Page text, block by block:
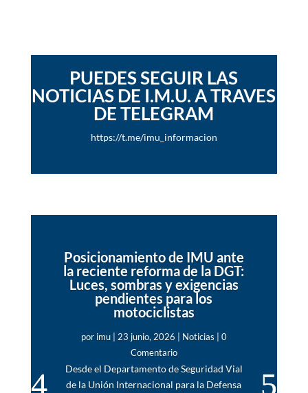
PUEDES SEGUIR LAS
NOTICIAS DE I.M.U. A TRAVES
DE TELEGRAM
https://t.me/imu_informacion
Posicionamiento de IMU ante
la reciente reforma de la DGT:
Luces, sombras y exigencias
pendientes para los
motociclistas
por imu| 23 junio, 2026 Noticias | 0
Comentario
Desde el Departamento de Seguridad Vial
de la Unión Internacional para la Defensa